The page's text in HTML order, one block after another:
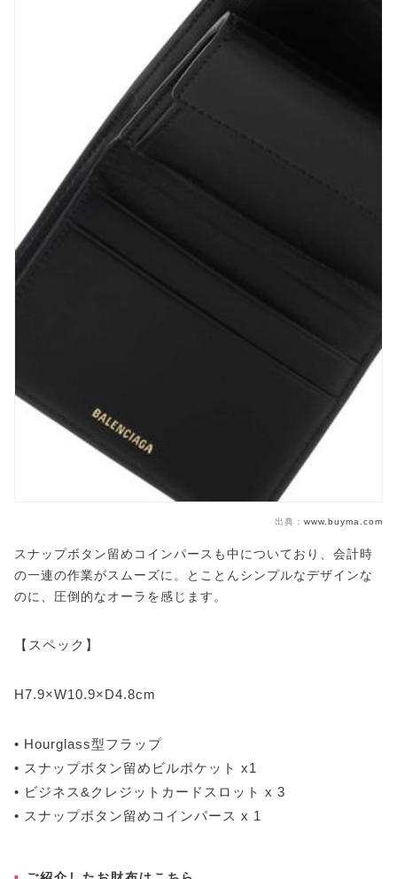
出典： www.buyma.com
スナップボタン留めコインパースも中についており、会計時
の一連の作業がスムーズに。とことんシンプルなデザインな
のに、圧倒的なオーラを感じます。
【スペック】
H7.9×W10.9×D4.8cm
• Hourglass型フラップ
• スナップボタン留めビルポケット x1
• ビジネス&クレジットカードスロット x 3
• スナップボタン留めコインパース x 1